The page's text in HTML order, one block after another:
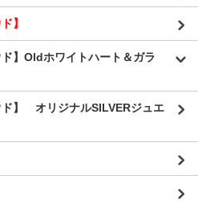
】
】Oldホワイトハート＆ガラ
】 オリジナルSILVERジュエ